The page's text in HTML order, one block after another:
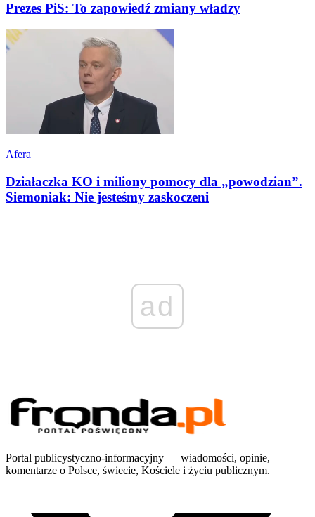
Prezes PiS: To zapowiedź zmiany władzy
Afera
Działaczka KO i miliony pomocy dla „powodzian”.
Siemoniak: Nie jesteśmy zaskoczeni
ad
Portal publicystyczno-informacyjny — wiadomości, opinie,
komentarze o Polsce, świecie, Kościele i życiu publicznym.